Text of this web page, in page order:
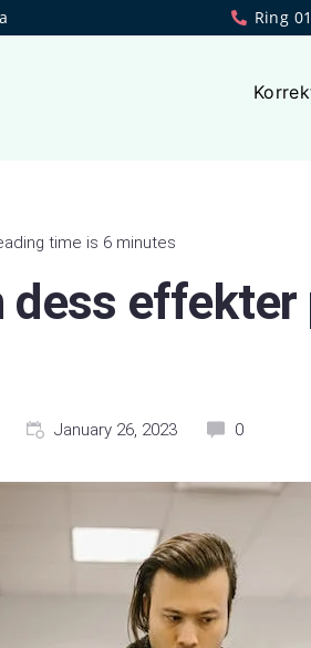
Ring
time is 6 minutes
dess
January 26, 2023 0